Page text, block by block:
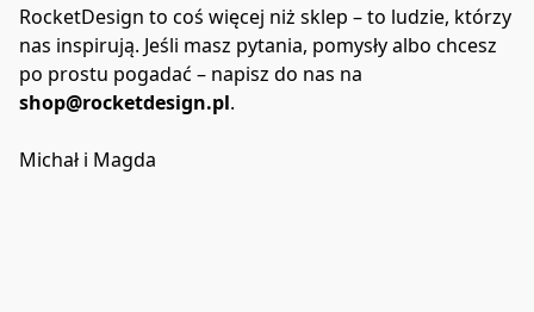
RocketDesign to coś więcej niż sklep – to ludzie, którzy
nas inspirują. Jeśli masz pytania, pomysły albo chcesz
shop@rocketdesign.pl.
Michał i Magda